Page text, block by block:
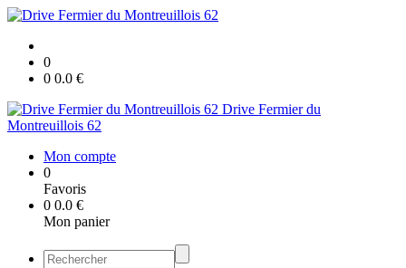
0
0 0.0 €
Drive Fermier du
Montreuillois 62
Mon compte
0
Favoris
0 0.0 €
Mon panier